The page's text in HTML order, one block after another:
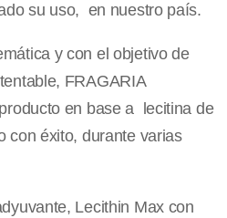
su uso, en nuestro país.
y con el objetivo de
FRAGARIA
en base a lecitina de
con éxito, durante varias
Lecithin Max con